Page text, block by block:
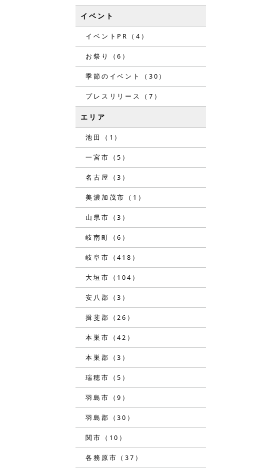
イベント
イベントPR（4）
お祭り（6）
季節のイベント（30）
プレスリリース（7）
エリア
池田（1）
一宮市（5）
名古屋（3）
美濃加茂市（1）
山県市（3）
岐南町（6）
岐阜市（418）
大垣市（104）
安八郡（3）
揖斐郡（26）
本巣市（42）
本巣郡（3）
瑞穂市（5）
羽島市（9）
羽島郡（30）
関市（10）
各務原市（37）